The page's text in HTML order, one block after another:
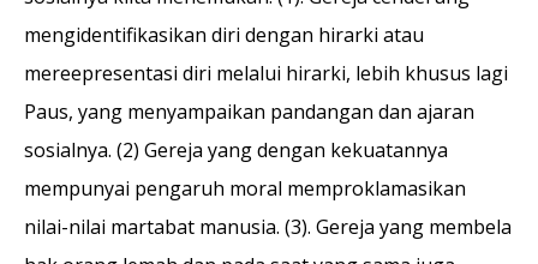
mengidentifikasikan diri dengan hirarki atau
mereepresentasi diri melalui hirarki, lebih khusus lagi
Paus, yang menyampaikan pandangan dan ajaran
sosialnya. (2) Gereja yang dengan kekuatannya
mempunyai pengaruh moral memproklamasikan
nilai-nilai martabat manusia. (3). Gereja yang membela